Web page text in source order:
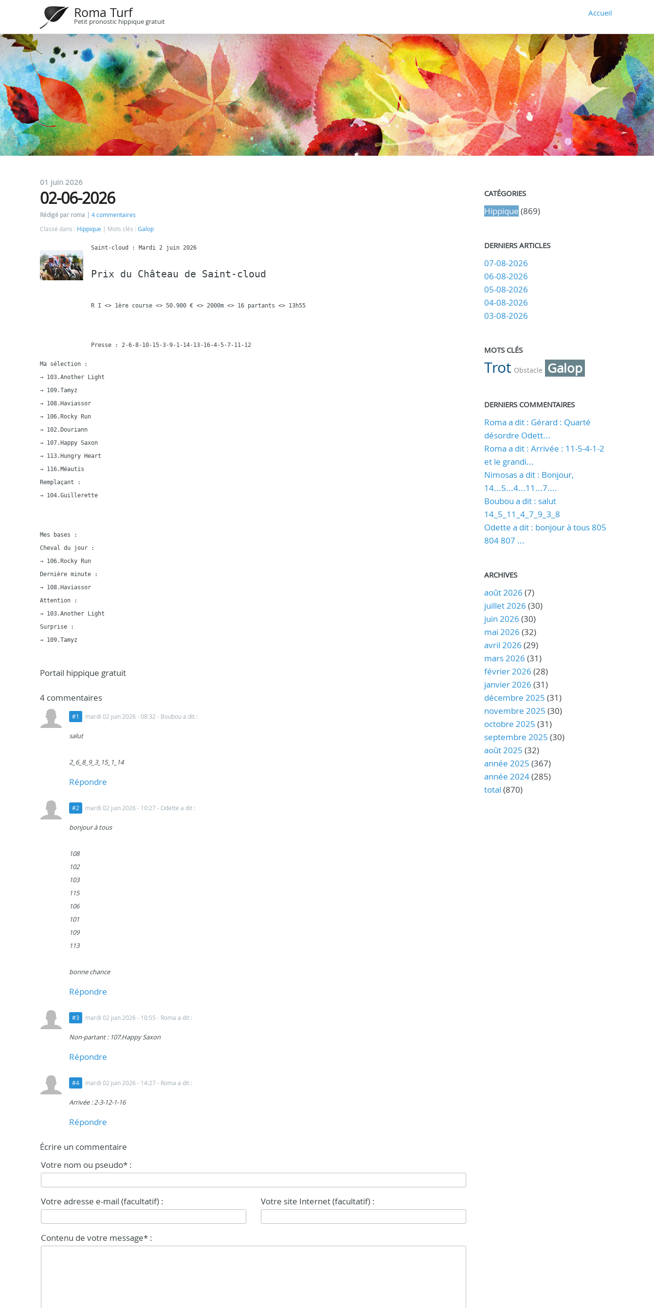
Roma Turf
Petit pronostic hippique gratuit
Accueil
01 juin 2026
02-06-2026
Rédigé par roma
4 commentaires
Classé dans : Hippique Mots clés : Galop
Prix du Château de Saint-cloud
R I <> 1ère course <> 50.900 € <> 2000m <> 16 partants <> 13h55
Ma sélection :
→ 103.Another Light
→ 109.Tamyz
→ 108.Haviassor
→ 106.Rocky Run
→ 102.Douriann
→ 107.Happy Saxon
→ 113.Hungry Heart
→ 116.Méautis
Remplaçant :
→ 104.Guillerette
Mes bases :
Cheval du jour :
→ 106.Rocky Run
Dernière minute :
→ 108.Haviassor
Attention :
→ 103.Another Light
Surprise :
→ 109.Tamyz
Portail hippique gratuit
4 commentaires
#1 mardi 02 juin 2026 - 08:32 - Boubou a dit :
salut
2_6_8_9_3_15_1_14
Répondre
#2 mardi 02 juin 2026 - 10:27 - Odette a dit :
bonjour à tous
108
102
103
115
106
101
109
113
bonne chance
Répondre
#3 mardi 02 juin 2026 - 10:55 - Roma a dit :
Non-partant : 107.Happy Saxon
Répondre
#4 mardi 02 juin 2026 - 14:27 - Roma a dit :
Arrivée : 2-3-12-1-16
Répondre
Écrire un commentaire
Votre nom ou pseudo* :
Votre adresse e-mail (facultatif) : Votre site Internet (facultatif) :
Contenu de votre message* :
CATÉGORIES
Hippique (869)
DERNIERS ARTICLES
07-08-2026
06-08-2026
05-08-2026
04-08-2026
03-08-2026
MOTS CLÉS
Trot Obstacle Galop
DERNIERS COMMENTAIRES
Roma a dit : Gérard : Quarté
désordre Odett...
Roma a dit : Arrivée : 11-5-4-1-2
et le grandi...
Nimosas a dit : Bonjour,
14...5...4...11...7....
Boubou a dit : salut
14_5_11_4_7_9_3_8
Odette a dit : bonjour à tous 805
804 807 ...
ARCHIVES
août 2026 (7)
juillet 2026 (30)
juin 2026 (30)
mai 2026 (32)
avril 2026 (29)
mars 2026 (31)
février 2026 (28)
janvier 2026 (31)
décembre 2025 (31)
novembre 2025 (30)
octobre 2025 (31)
septembre 2025 (30)
août 2025 (32)
année 2025 (367)
année 2024(285)
total (870)